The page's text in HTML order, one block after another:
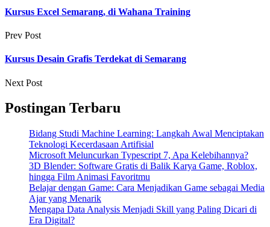
Kursus Excel Semarang, di Wahana Training
Prev Post
Kursus Desain Grafis Terdekat di Semarang
Next Post
Postingan Terbaru
Bidang Studi Machine Learning: Langkah Awal Menciptakan
Teknologi Kecerdasaan Artifisial
Microsoft Meluncurkan Typescript 7, Apa Kelebihannya?
3D Blender: Software Gratis di Balik Karya Game, Roblox,
hingga Film Animasi Favoritmu
Belajar dengan Game: Cara Menjadikan Game sebagai Media
Ajar yang Menarik
Mengapa Data Analysis Menjadi Skill yang Paling Dicari di
Era Digital?